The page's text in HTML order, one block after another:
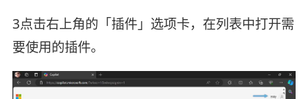
3点击右上角的「插件」选项卡，在列表中打开需
要使用的插件。